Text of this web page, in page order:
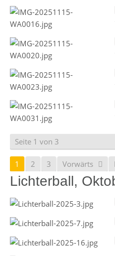
Seite 1 von 3
1 2 3 Vorwärts
Lichterball,